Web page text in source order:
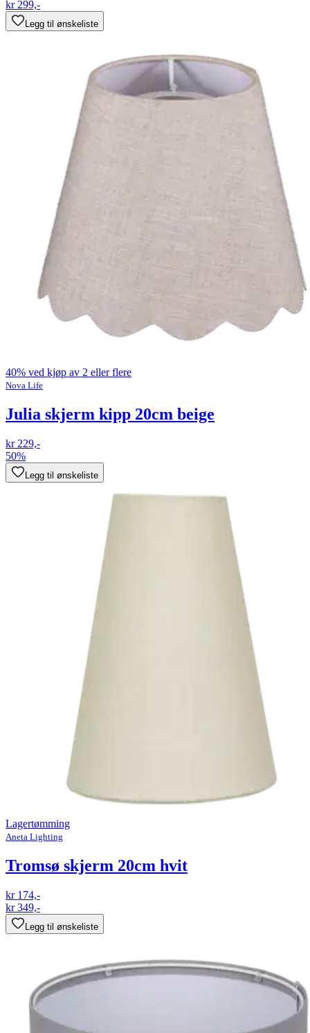
kr 299,-
Legg til ønskeliste
40% ved kjøp av 2 eller flere
Nova Life
Julia skjerm kipp 20cm beige
kr 229,-
50%
Legg til ønskeliste
Lagertømming
Aneta Lighting
Tromsø skjerm 20cm hvit
kr 174,-
kr 349,-
Legg til ønskeliste